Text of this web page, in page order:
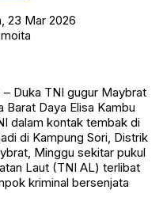
23 Mar 2026
Duka TNI gugur Maybrat
Barat Daya Elisa Kambu
dalam kontak tembak di
di Kampung Sori, Distrik
Minggu sekitar pukul
Laut (TNI AL) terlibat
kriminal bersenjata